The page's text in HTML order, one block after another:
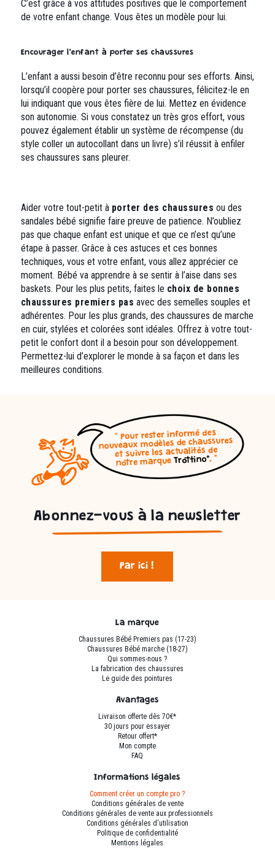
C’est grâce à vos attitudes positives que le comportement
de votre enfant change. Vous êtes un modèle pour lui.
Encourager l’enfant à porter ses chaussures
L’enfant a aussi besoin d’être reconnu pour ses efforts. Ainsi,
lorsqu’il coopère pour porter ses chaussures, félicitez-le en
lui indiquant que vous êtes fière de lui. Mettez en évidence
son autonomie. Si vous constatez un très gros effort, vous
pouvez également établir un système de récompense (du
style coller un autocollant dans un livre) s’il réussit à enfiler
ses chaussures sans pleurer.
Aider votre tout-petit à porter des chaussures ou des
sandales bébé signifie faire preuve de patience. N’oubliez
pas que chaque enfant est unique et que ce n’est qu’une
étape à passer. Grâce à ces astuces et ces bonnes
techniques, vous et votre enfant, vous allez apprécier ce
moment. Bébé va apprendre à se sentir à l’aise dans ses
baskets. Pour les plus petits, faites le choix de bonnes
chaussures premiers pas avec des semelles souples et
adhérentes. Pour les plus grands, des chaussures de marche
en cuir, stylées et colorées sont idéales. Offrez à votre tout-
petit le confort dont il a besoin pour son développement.
Permettez-lui d’explorer le monde à sa façon et dans les
meilleures conditions.
Abonnez-vous à la newsletter
Par ici !
La marque
Chaussures Bébé Premiers pas (17-23)
Chaussures Bébé marche (18-27)
Qui sommes-nous ?
La fabrication des chaussures
Le guide des pointures
Avantages
Livraison offerte dès 70€*
30 jours pour essayer
Retour offert*
Mon compte
FAQ
Informations légales
Comment créer un compte pro ?
Conditions générales de vente
Conditions générales de vente aux professionnels
Conditions générales d'utilisation
Politique de confidentialité
Mentions légales